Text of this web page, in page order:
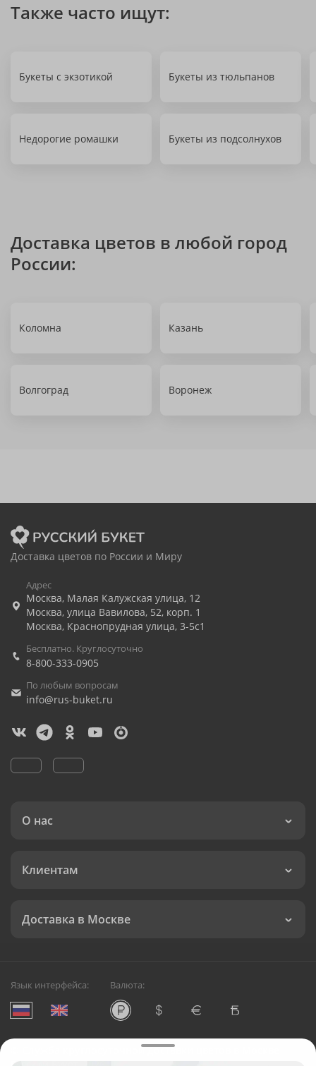
Также часто ищут:
Букеты с экзотикой Букеты из тюльпанов
Недорогие ромашки Букеты из подсолнухов
Доставка цветов в любой город
России:
Коломна Казань
Волгоград Воронеж
Доставка цветов по России и Миру
Адрес
Москва, Малая Калужская улица, 12
Москва, улица Вавилова, 52, корп. 1
Москва, Краснопрудная улица, 3-5с1
Бесплатно. Круглосуточно
8-800-333-0905
По любым вопросам
info@rus-buket.ru
О нас
Клиентам
Доставка в Москве
Язык интерфейса: Валюта:
Служба круглосуточной доставки цветов в Москве